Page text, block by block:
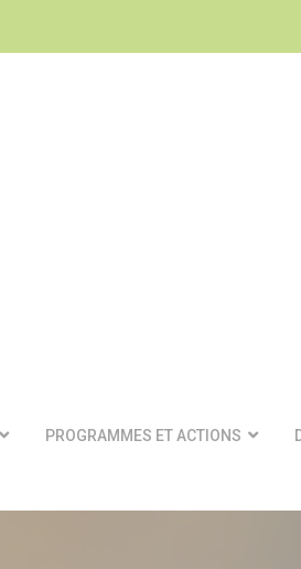
PROGRAMMES ET ACTIONS